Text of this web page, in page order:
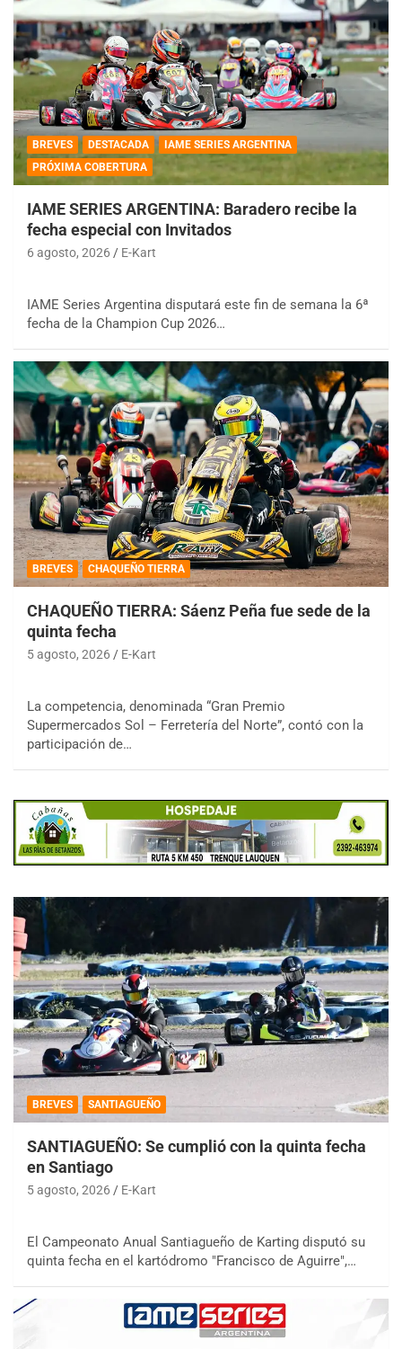
BREVES DESTACADA
IAME SERIES ARGENTINA
PRÓXIMA COBERTURA
IAME SERIES ARGENTINA: Baradero recibe la
fecha especial con Invitados
6 agosto, 2026 E-Kart
IAME Series Argentina disputará este fin de semana la 6ª
fecha de la Champion Cup 2026…
BREVES CHAQUEÑO TIERRA
CHAQUEÑO TIERRA: Sáenz Peña fue sede de la
quinta fecha
5 agosto, 2026 E-Kart
La competencia, denominada “Gran Premio
Supermercados Sol – Ferretería del Norte”, contó con la
participación de…
BREVES SANTIAGUEÑO
SANTIAGUEÑO: Se cumplió con la quinta fecha
en Santiago
5 agosto, 2026 E-Kart
El Campeonato Anual Santiagueño de Karting disputó su
quinta fecha en el kartódromo "Francisco de Aguirre",…